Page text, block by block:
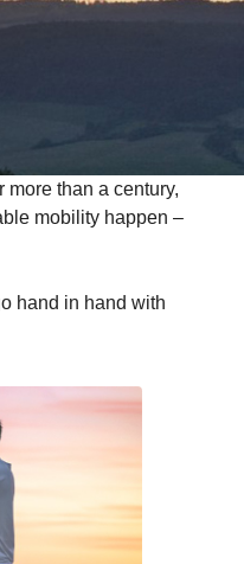
than a century,
mobility happen –
hand in hand with